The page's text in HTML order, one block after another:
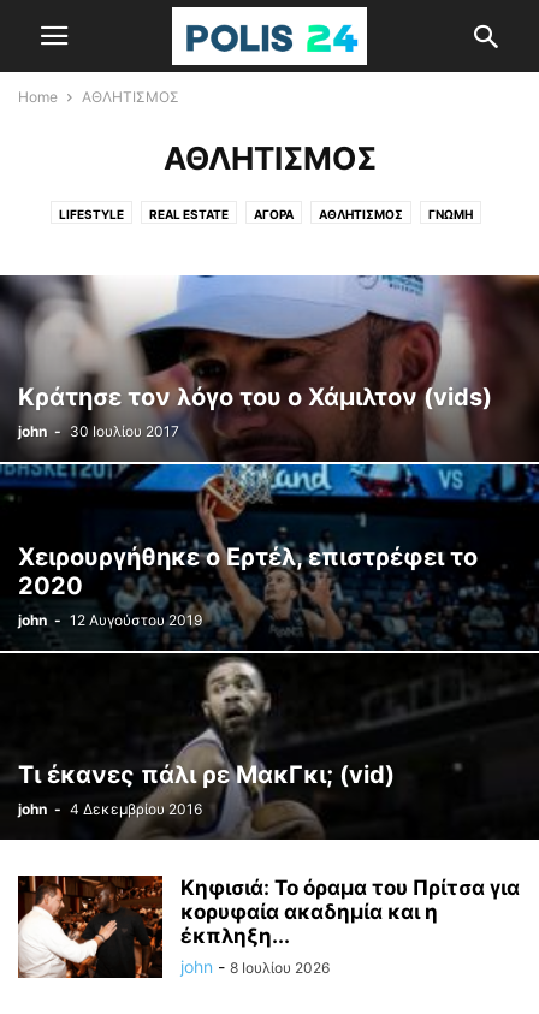
Home ΑΘΛΗΤΙΣΜΟΣ
ΑΘΛΗΤΙΣΜΟΣ
LIFESTYLE REAL ESTATE ΑΓΟΡΑ ΑΘΛΗΤΙΣΜΟΣ ΓΝΩΜΗ
Κράτησε τον λόγο του ο Χάμιλτον (vids)
john - 30 Ιουλίου 2017
Χειρουργήθηκε ο Ερτέλ, επιστρέφει το
2020
john - 12 Αυγούστου 2019
Τι έκανες πάλι ρε ΜακΓκι; (vid)
john - 4 Δεκεμβρίου 2016
Κηφισιά: Το όραμα του Πρίτσα για
κορυφαία ακαδημία και η
έκπληξη...
john - 8 Ιουλίου 2026